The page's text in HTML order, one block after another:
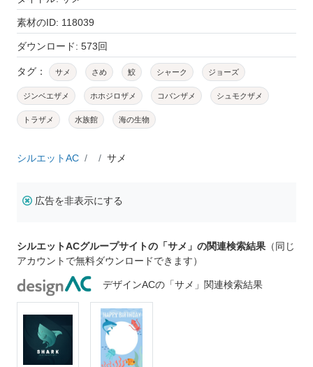
素材のID: 118039
ダウンロード: 573回
タグ： サメ さめ 鮫 シャーク ジョーズ
ジンベエザメ ホホジロザメ コバンザメ シュモクザメ
トラザメ 水族館 海の生物
シルエットAC サメ
広告を非表示にする
シルエットACグループサイトの「サメ」の関連検索結果 （同じ
アカウントで無料ダウンロードできます）
デザインACの「サメ」関連検索結果